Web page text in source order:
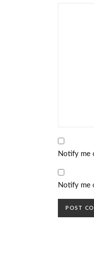
Notify me
Notify me